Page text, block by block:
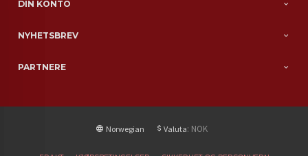
DIN KONTO
NYHETSBREV
PARTNERE
Norwegian Valuta: NOK